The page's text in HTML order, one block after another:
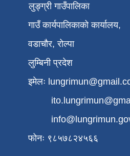
लुङ्ग्री गाउँपालिका
गाउँ कार्यपालिकाको कार्यालय,
वडाचौर, रोल्पा
लुम्बिनी प्रदेश
इमेलः
फोनः ९८५७८२४५६६